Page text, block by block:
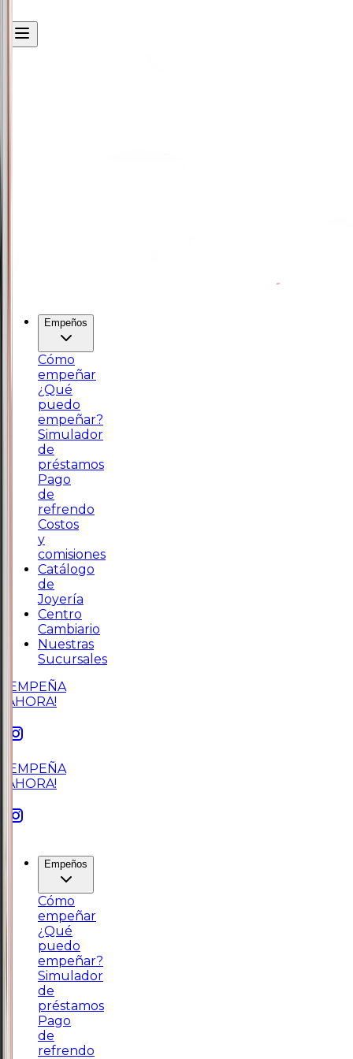
Empeños
Cómo
empeñar
¿Qué
puedo
empeñar?
Simulador
de
préstamos
Pago
de
refrendo
Costos
y
comisiones
Catálogo
de
Joyería
Centro
Cambiario
Nuestras
Sucursales
¡EMPEÑA
AHORA!
¡EMPEÑA
AHORA!
Empeños
Cómo
empeñar
¿Qué
puedo
empeñar?
Simulador
de
préstamos
Pago
de
refrendo